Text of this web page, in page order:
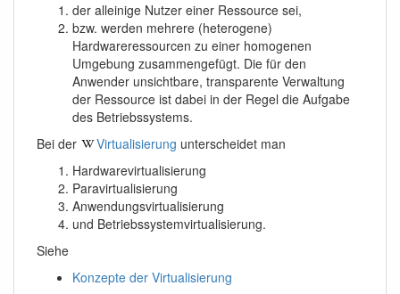
der alleinige Nutzer einer Ressource sei,
bzw. werden mehrere (heterogene)
Hardwareressourcen zu einer homogenen
Umgebung zusammengefügt. Die für den
Anwender unsichtbare, transparente Verwaltung
der Ressource ist dabei in der Regel die Aufgabe
des Betriebssystems.
Bei der
Virtualisierung unterscheidet man
Hardwarevirtualisierung
Paravirtualisierung
Anwendungsvirtualisierung
und Betriebssystemvirtualisierung.
Siehe
Konzepte der Virtualisierung